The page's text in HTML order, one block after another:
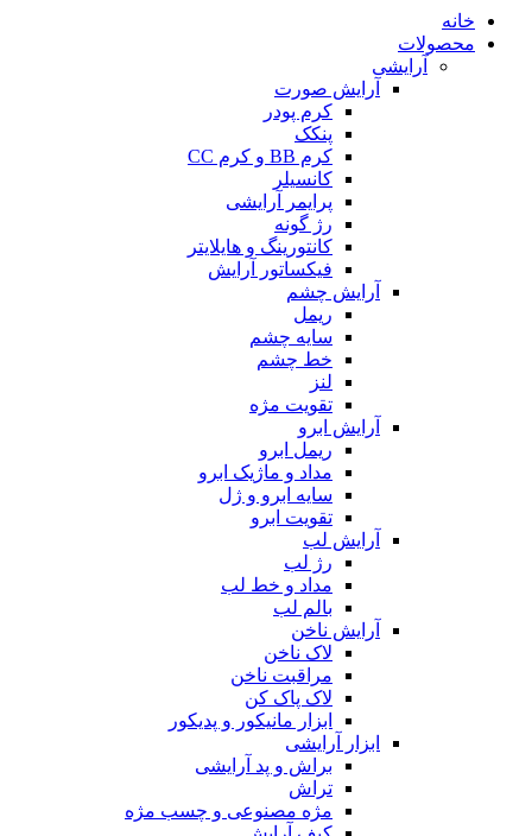
خانه
محصولات
آرایشی
آرایش صورت
کرم پودر
پنکک
کرم BB و کرم CC
کانسیلر
پرایمر آرایشی
رژ گونه
کانتورینگ و هایلایتر
فیکساتور آرایش
آرایش چشم
ریمل
سایه چشم
خط چشم
لنز
تقویت مژه
آرایش ابرو
ریمل ابرو
مداد و ماژیک ابرو
سایه ابرو و ژل
تقویت ابرو
آرایش لب
رژ لب
مداد و خط لب
بالم لب
آرایش ناخن
لاک ناخن
مراقبت ناخن
لاک پاک کن
ابزار مانیکور و پدیکور
ابزار آرایشی
براش و پد آرایشی
تراش
مژه مصنوعی و چسب مژه